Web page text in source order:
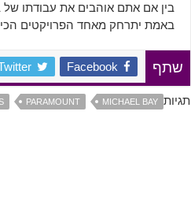
בין אם אתם אוהבים את עבודתו של
באמת יתרחק מאחד הפרויקטים הכי
שתף Facebook
תגיות MICHAEL BAY
PARAMOUNT